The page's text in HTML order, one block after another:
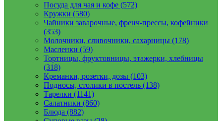
Посуда для чая и кофе (572)
Кружки (580)
Чайники заварочные, френч-прессы, кофейники
(353)
Молочники, сливочники, сахарницы (178)
Масленки (59)
Тортницы, фруктовницы, этажерки, хлебницы
(318)
Креманки, розетки, дозы (103)
Подносы, столики в постель (138)
Тарелки (1141)
Салатники (860)
Блюда (882)